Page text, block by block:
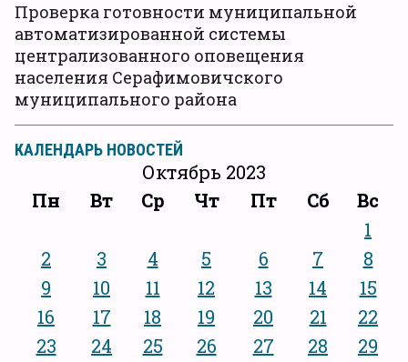
Проверка готовности муниципальной
автоматизированной системы
централизованного оповещения
населения Серафимовичского
муниципального района
КАЛЕНДАРЬ НОВОСТЕЙ
Октябрь 2023
Пн
Вт Ср Чт Пт Сб Вс
1
2
3 4 5 6 7
8
9
10 11 12 13 14
15
16
17 18 19 20 21
22
23
24 25 26 27 28
29